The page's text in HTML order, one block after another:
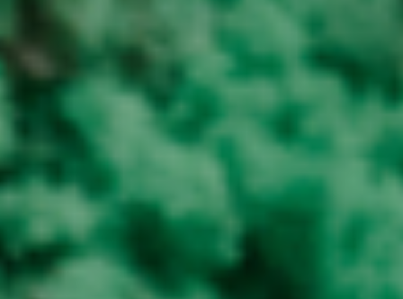
Het systemische denken is in mijn werk en leven
een passie: onderzoeken waar je vandaan komt
(je ouders en de generaties daarvoor), hoe dat je
gevormd heeft en invloed heeft op hoe je in het
Verder sport ik graag en veel, het liefst iets met
een bal. Dat kan een potje padel zijn maar ook
een teamsport.